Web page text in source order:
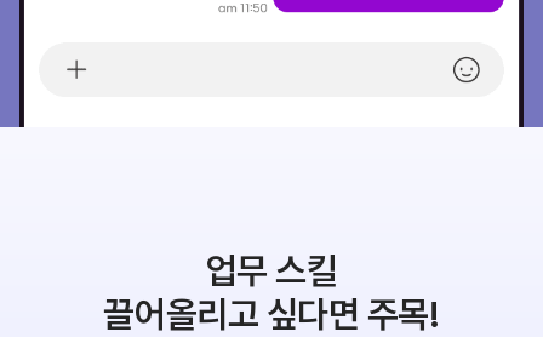
업무 스킬
끌어올리고 싶다면 주목!